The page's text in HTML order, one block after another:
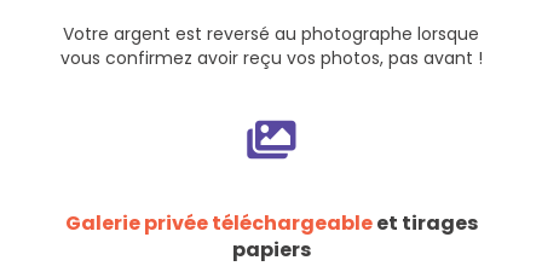
Votre argent est reversé au photographe lorsque
vous confirmez avoir reçu vos photos, pas avant !
Galerie privée téléchargeableet tirages
papiers